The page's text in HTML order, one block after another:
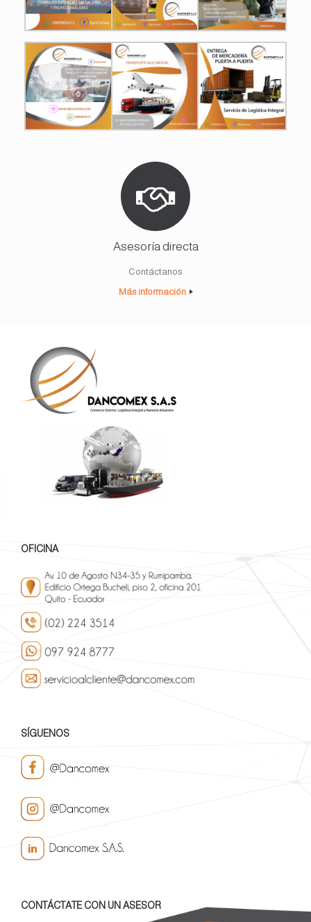
Asesoría directa
Contáctanos
Más información
OFICINA
SÍGUENOS
CONTÁCTATE CON UN ASESOR